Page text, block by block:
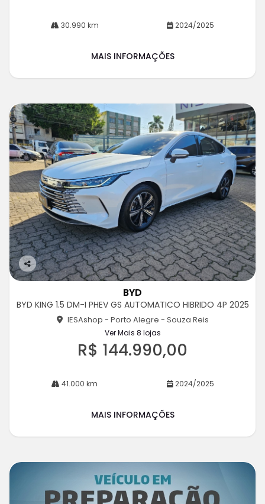
30.990 km 2024/2025
MAIS INFORMAÇÕES
Co
rtil
BYD
BYD KING 1.5 DM-I PHEV GS AUTOMATICO HIBRIDO 4P 2025
IESAshop - Porto Alegre - Souza Reis
Ver Mais 8 lojas
R$ 144.990,00
41.000 km 2024/2025
MAIS INFORMAÇÕES